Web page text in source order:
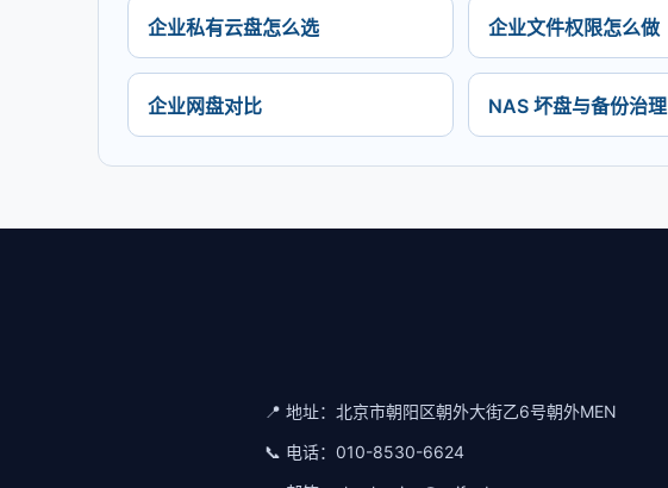
企业私有云盘怎么选 企业文件权限怎么做
企业网盘对比 NAS 坏盘与备份治理
📍 地址： 北京市朝阳区朝外大街乙6号朝外MEN
📞 电话： 010-8530-6624